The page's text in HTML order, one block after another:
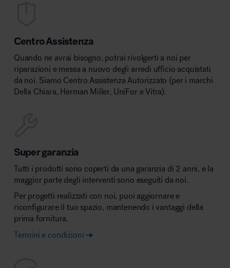
Centro Assistenza
Quando ne avrai bisogno, potrai rivolgerti a noi per
riparazioni e messa a nuovo degli arredi ufficio acquistati
da noi. Siamo Centro Assistenza Autorizzato (per i marchi
Della Chiara, Herman Miller, UniFor e Vitra).
Super garanzia
Tutti i prodotti sono coperti da una garanzia di 2 anni, e la
maggior parte degli interventi sono eseguiti da noi.
Per progetti realizzati con noi, puoi aggiornare e
riconfigurare il tuo spazio, mantenendo i vantaggi della
prima fornitura.
Termini e condizioni